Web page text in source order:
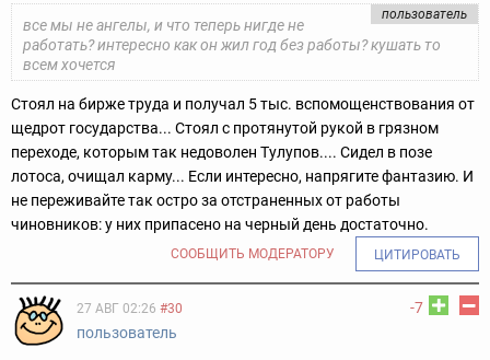
пользователь
все мы не ангелы, и что теперь нигде не
работать? интересно как он жил год без работы? кушать то
всем хочется
Стоял на бирже труда и получал 5 тыс. вспомощенствования от
щедрот государства... Стоял с протянутой рукой в грязном
переходе, которым так недоволен Тулупов.... Сидел в позе
лотоса, очищал карму... Если интересно, напрягите фантазию. И
не переживайте так остро за отстраненных от работы
чиновников: у них припасено на черный день достаточно.
СООБЩИТЬ МОДЕРАТОРУ ЦИТИРОВАТЬ
-7
27 АВГ 02:26 #30
пользователь